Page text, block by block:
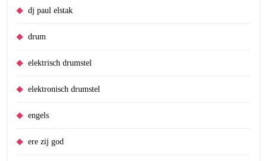
dj paul elstak
drum
elektrisch drumstel
elektronisch drumstel
engels
ere zij god